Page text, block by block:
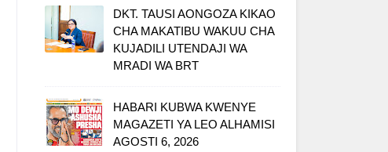
DKT. TAUSI AONGOZA KIKAO
CHA MAKATIBU WAKUU CHA
KUJADILI UTENDAJI WA
MRADI WA BRT
HABARI KUBWA KWENYE
MAGAZETI YA LEO ALHAMISI
AGOSTI 6, 2026